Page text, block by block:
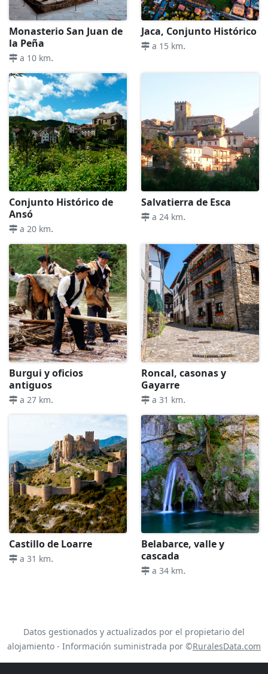
Monasterio San Juan de
la Peña
a 10 km.
Jaca, Conjunto Histórico
a 15 km.
Conjunto Histórico de
Ansó
a 20 km.
Salvatierra de Esca
a 24 km.
Burgui y oficios
antiguos
a 27 km.
Roncal, casonas y
Gayarre
a 31 km.
Castillo de Loarre
a 31 km.
Belabarce, valle y
cascada
a 34 km.
Datos gestionados y actualizados por el propietario del
alojamiento - Información suministrada por ©RuralesData.com